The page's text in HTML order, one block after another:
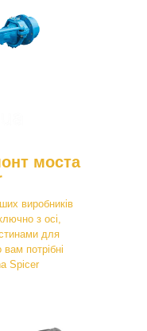
моста
виробників
з осі,
для
потрібні
Spicer